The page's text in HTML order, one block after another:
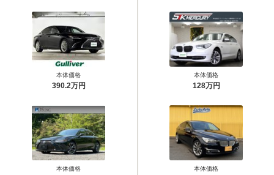
本体価格
390.2万円
本体価格
本体価格
128万円
本体価格